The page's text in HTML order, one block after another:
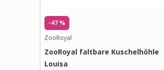
-47 %
ZooRoyal
ZooRoyal faltbare Kuschelhöhle
Louisa